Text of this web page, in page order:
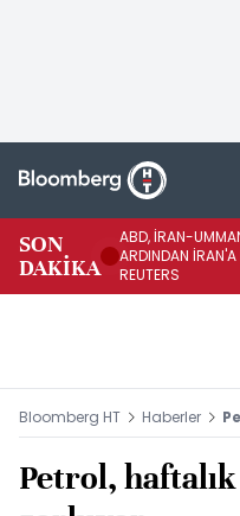
SON
DAKİKA
ABD, İRAN-
ARDINDAN
REUTERS
Bloomberg HT Haberler
Petrol,